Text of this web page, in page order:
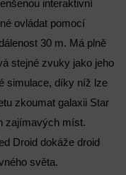
interaktivní
ovládat pomocí
30 m. Má plně
stejné zvuky jako jeho
simulace, díky níž lze
zkoumat galaxii Star
zajímavých míst.
Droid dokáže droid
světa.